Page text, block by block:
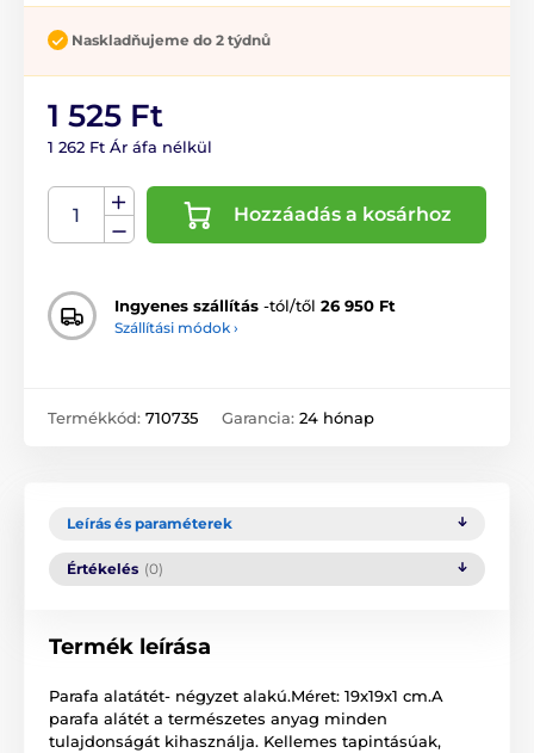
Naskladňujeme do 2 týdnů
1 525 Ft
1 262 Ft Ár áfa nélkül
Hozzáadás a kosárhoz
Ingyenes szállítás -tól/től 26 950 Ft
Szállítási módok ›
Termékkód: 710735 Garancia: 24 hónap
Leírás és paraméterek
Értékelés (0)
Termék leírása
Parafa alatátét- négyzet alakú.Méret: 19x19x1 cm.A
parafa alátét a természetes anyag minden
tulajdonságát kihasználja. Kellemes tapintásúak,